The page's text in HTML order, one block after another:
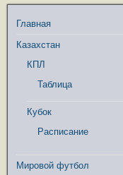
Главная
Казахстан
КПЛ
Таблица
Кубок
Расписание
Мировой футбол